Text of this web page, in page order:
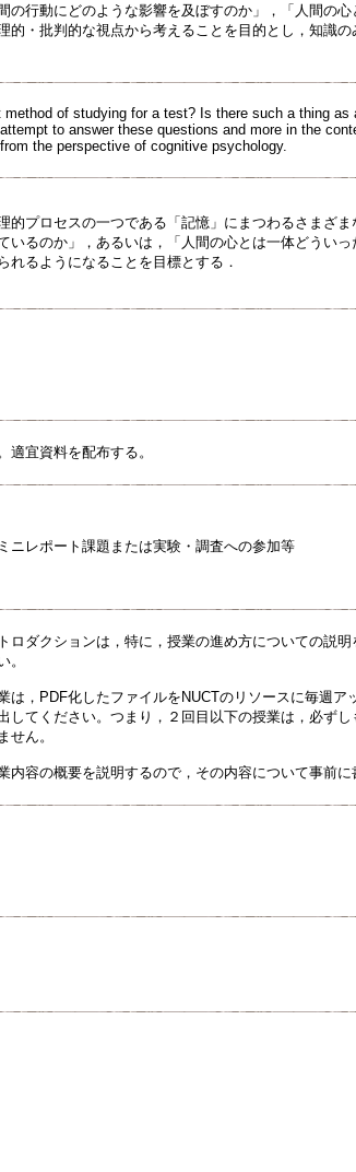
の行動にどのような影響を及ぼすのか」，「人間の
的・批判的な視点から考えることを目的とし，知識
of studying for a test? Is there such a thing
to answer these questions and more in the
the perspective of cognitive psychology.
的プロセスの一つである「記憶」にまつわるさまざ
いるのか」，あるいは，「人間の心とは一体どうい
れるようになることを目標とする．
適宜資料を配布する。
ニレポート課題または実験・調査への参加等
ロダクションは，特に，授業の進め方についての説
。
は，PDF化したファイルをNUCTのリソースに毎週
してください。つまり，２回目以下の授業は，必ず
せん。
内容の概要を説明するので，その内容について事前